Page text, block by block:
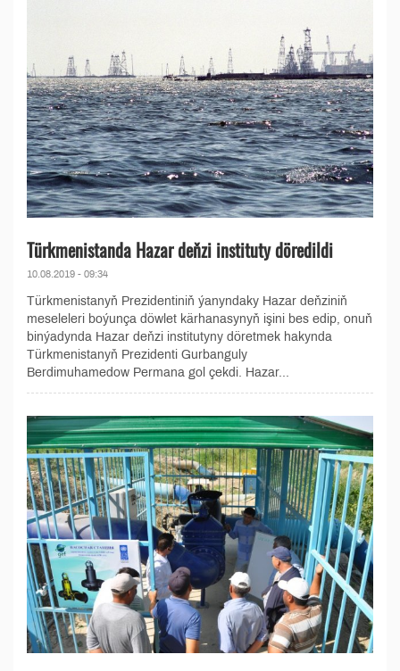
Türkmenistanda Hazar deňzi instituty döredildi
10.08.2019 - 09:34
Türkmenistanyň Prezidentiniň ýanyndaky Hazar deňziniň
meseleleri boýunça döwlet kärhanasynyň işini bes edip, onuň
binýadynda Hazar deňzi institutyny döretmek hakynda
Türkmenistanyň Prezidenti Gurbanguly
Berdimuhamedow Permana gol çekdi. Hazar...